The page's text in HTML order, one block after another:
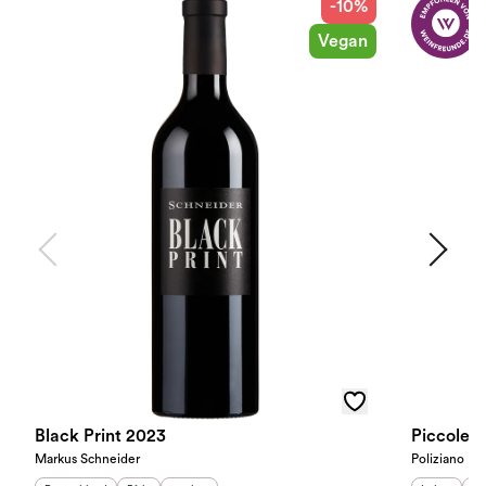
-10%
Vegan
Black Print 2023
Markus Schneider
Piccole
Poliziano